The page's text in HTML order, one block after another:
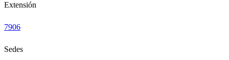
Extensión
7906
Sedes